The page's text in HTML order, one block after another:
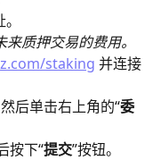
质押交易的费用。
staking 并连接
后单击右上角的“委
按下“提交”按钮。